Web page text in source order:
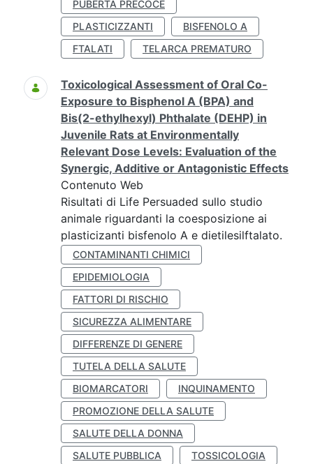
PUBERTÀ PRECOCE
PLASTICIZZANTI
BISFENOLO A
FTALATI
TELARCA PREMATURO
Toxicological Assessment of Oral Co-
Exposure to Bisphenol A (BPA) and
Bis(2-ethylhexyl) Phthalate (DEHP) in
Juvenile Rats at Environmentally
Relevant Dose Levels: Evaluation of the
Synergic, Additive or Antagonistic Effects
Contenuto Web
Risultati di Life Persuaded sullo studio
animale riguardanti la coesposizione ai
plasticizanti bisfenolo A e dietilesilftalato.
CONTAMINANTI CHIMICI
EPIDEMIOLOGIA
FATTORI DI RISCHIO
SICUREZZA ALIMENTARE
DIFFERENZE DI GENERE
TUTELA DELLA SALUTE
BIOMARCATORI
INQUINAMENTO
PROMOZIONE DELLA SALUTE
SALUTE DELLA DONNA
SALUTE PUBBLICA
TOSSICOLOGIA